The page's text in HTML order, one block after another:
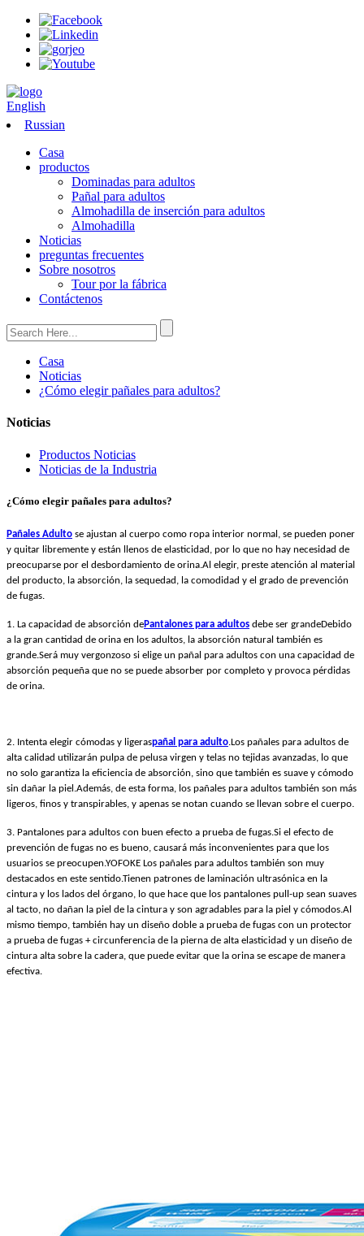
English
Russian
Casa
productos
Dominadas para adultos
Pañal para adultos
Almohadilla de inserción para adultos
Almohadilla
Noticias
preguntas frecuentes
Sobre nosotros
Tour por la fábrica
Contáctenos
Casa
Noticias
¿Cómo elegir pañales para adultos?
Noticias
Productos Noticias
Noticias de la Industria
¿Cómo elegir pañales para adultos?
Pañales Adulto se ajustan al cuerpo como ropa interior normal, se pueden poner
y quitar libremente y están llenos de elasticidad, por lo que no hay necesidad de
preocuparse por el desbordamiento de orina.Al elegir, preste atención al material
del producto, la absorción, la sequedad, la comodidad y el grado de prevención
de fugas.
1. La capacidad de absorción dePantalones para adultos debe ser grandeDebido
a la gran cantidad de orina en los adultos, la absorción natural también es
grande.Será muy vergonzoso si elige un pañal para adultos con una capacidad de
absorción pequeña que no se puede absorber por completo y provoca pérdidas
de orina.
2. Intenta elegir cómodas y ligeraspañal para adulto.Los pañales para adultos de
alta calidad utilizarán pulpa de pelusa virgen y telas no tejidas avanzadas, lo que
no solo garantiza la eficiencia de absorción, sino que también es suave y cómodo
sin dañar la piel.Además, de esta forma, los pañales para adultos también son más
ligeros, finos y transpirables, y apenas se notan cuando se llevan sobre el cuerpo.
3. Pantalones para adultos con buen efecto a prueba de fugas.Si el efecto de
prevención de fugas no es bueno, causará más inconvenientes para que los
usuarios se preocupen.YOFOKE Los pañales para adultos también son muy
destacados en este sentido.Tienen patrones de laminación ultrasónica en la
cintura y los lados del órgano, lo que hace que los pantalones pull-up sean suaves
al tacto, no dañan la piel de la cintura y son agradables para la piel y cómodos.Al
mismo tiempo, también hay un diseño doble a prueba de fugas con un protector
a prueba de fugas + circunferencia de la pierna de alta elasticidad y un diseño de
cintura alta sobre la cadera, que puede evitar que la orina se escape de manera
efectiva.